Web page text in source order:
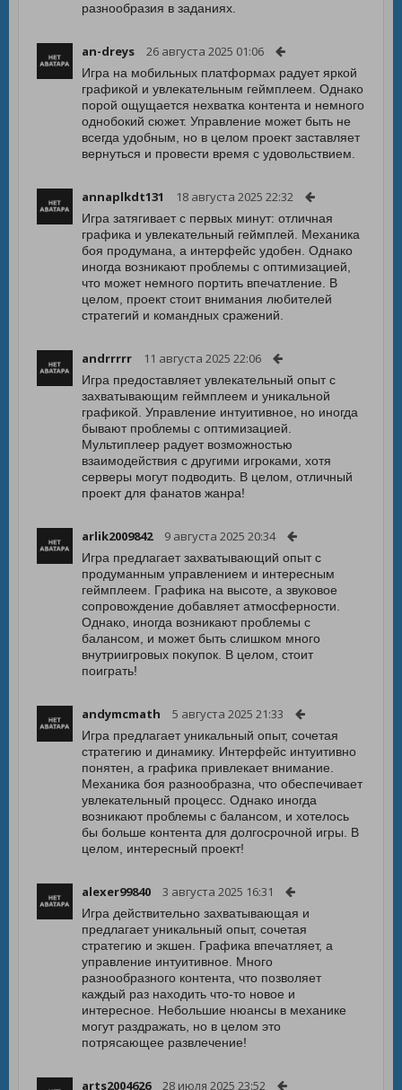
разнообразия в заданиях.
an-dreys 26 августа 2025 01:06
Игра на мобильных платформах радует яркой
графикой и увлекательным геймплеем. Однако
порой ощущается нехватка контента и немного
однобокий сюжет. Управление может быть не
всегда удобным, но в целом проект заставляет
вернуться и провести время с удовольствием.
annaplkdt131 18 августа 2025 22:32
Игра затягивает с первых минут: отличная
графика и увлекательный геймплей. Механика
боя продумана, а интерфейс удобен. Однако
иногда возникают проблемы с оптимизацией,
что может немного портить впечатление. В
целом, проект стоит внимания любителей
стратегий и командных сражений.
andrrrrr 11 августа 2025 22:06
Игра предоставляет увлекательный опыт с
захватывающим геймплеем и уникальной
графикой. Управление интуитивное, но иногда
бывают проблемы с оптимизацией.
Мультиплеер радует возможностью
взаимодействия с другими игроками, хотя
серверы могут подводить. В целом, отличный
проект для фанатов жанра!
arlik2009842 9 августа 2025 20:34
Игра предлагает захватывающий опыт с
продуманным управлением и интересным
геймплеем. Графика на высоте, а звуковое
сопровождение добавляет атмосферности.
Однако, иногда возникают проблемы с
балансом, и может быть слишком много
внутриигровых покупок. В целом, стоит
поиграть!
andymcmath 5 августа 2025 21:33
Игра предлагает уникальный опыт, сочетая
стратегию и динамику. Интерфейс интуитивно
понятен, а графика привлекает внимание.
Механика боя разнообразна, что обеспечивает
увлекательный процесс. Однако иногда
возникают проблемы с балансом, и хотелось
бы больше контента для долгосрочной игры. В
целом, интересный проект!
alexer99840 3 августа 2025 16:31
Игра действительно захватывающая и
предлагает уникальный опыт, сочетая
стратегию и экшен. Графика впечатляет, а
управление интуитивное. Много
разнообразного контента, что позволяет
каждый раз находить что-то новое и
интересное. Небольшие нюансы в механике
могут раздражать, но в целом это
потрясающее развлечение!
arts2004626 28 июля 2025 23:52